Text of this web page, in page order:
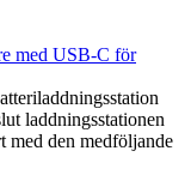
med USB-C för
laddningsstationen
med den medföljande